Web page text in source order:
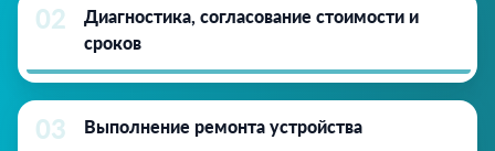
02
Диагностика, согласование стоимости и
сроков
03 Выполнение ремонта устройства